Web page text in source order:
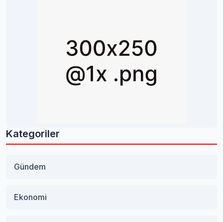
Kategoriler
Gündem
Ekonomi